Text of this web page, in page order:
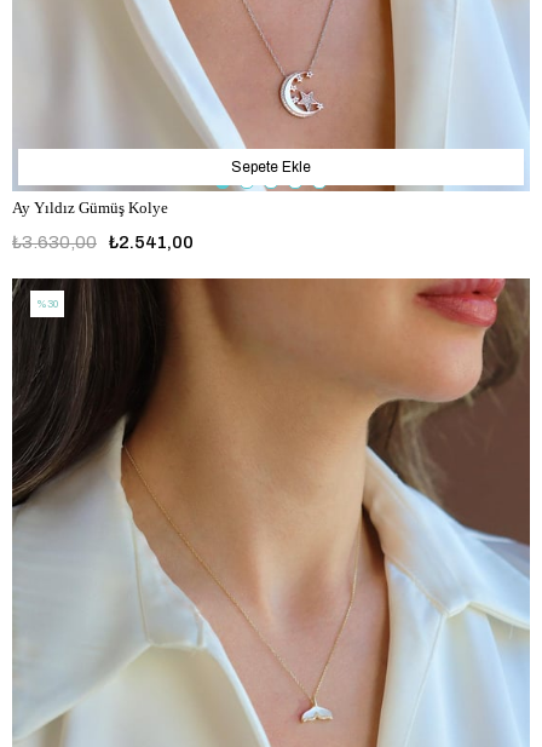
Ay Yıldız Gümüş Kolye
₺2.541,00
₺3.630,00
Sepete Ekle
%30